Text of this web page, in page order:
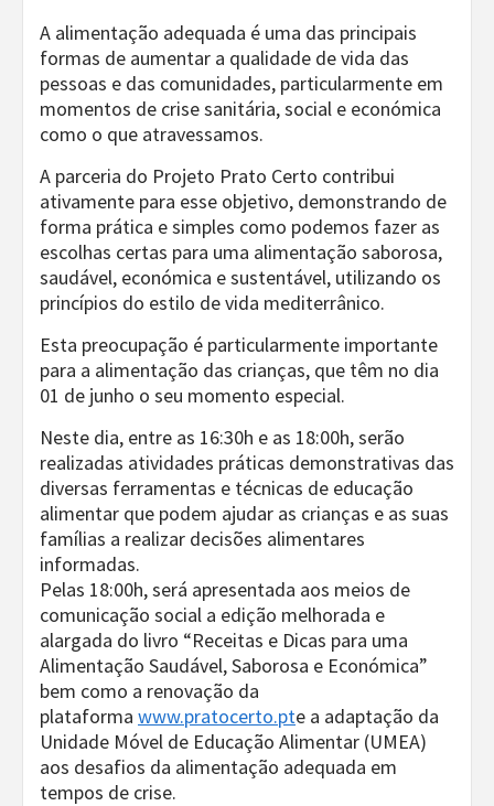
A alimentação adequada é uma das principais
formas de aumentar a qualidade de vida das
pessoas e das comunidades, particularmente em
momentos de crise sanitária, social e económica
como o que atravessamos.
A parceria do Projeto Prato Certo contribui
ativamente para esse objetivo, demonstrando de
forma prática e simples como podemos fazer as
escolhas certas para uma alimentação saborosa,
saudável, económica e sustentável, utilizando os
princípios do estilo de vida mediterrânico.
Esta preocupação é particularmente importante
para a alimentação das crianças, que têm no dia
01 de junho o seu momento especial.
Neste dia, entre as 16:30h e as 18:00h, serão
realizadas atividades práticas demonstrativas das
diversas ferramentas e técnicas de educação
alimentar que podem ajudar as crianças e as suas
famílias a realizar decisões alimentares
informadas.
Pelas 18:00h, será apresentada aos meios de
comunicação social a edição melhorada e
alargada do livro “Receitas e Dicas para uma
Alimentação Saudável, Saborosa e Económica”
bem como a renovação da
plataforma www.pratocerto.pte a adaptação da
Unidade Móvel de Educação Alimentar (UMEA)
aos desafios da alimentação adequada em
tempos de crise.